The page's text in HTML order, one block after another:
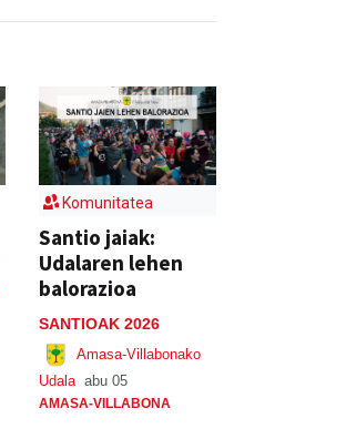
Komunitatea
Santio jaiak:
Udalaren lehen
balorazioa
SANTIOAK 2026
Amasa-Villabonako
Udala abu 05
AMASA-VILLABONA